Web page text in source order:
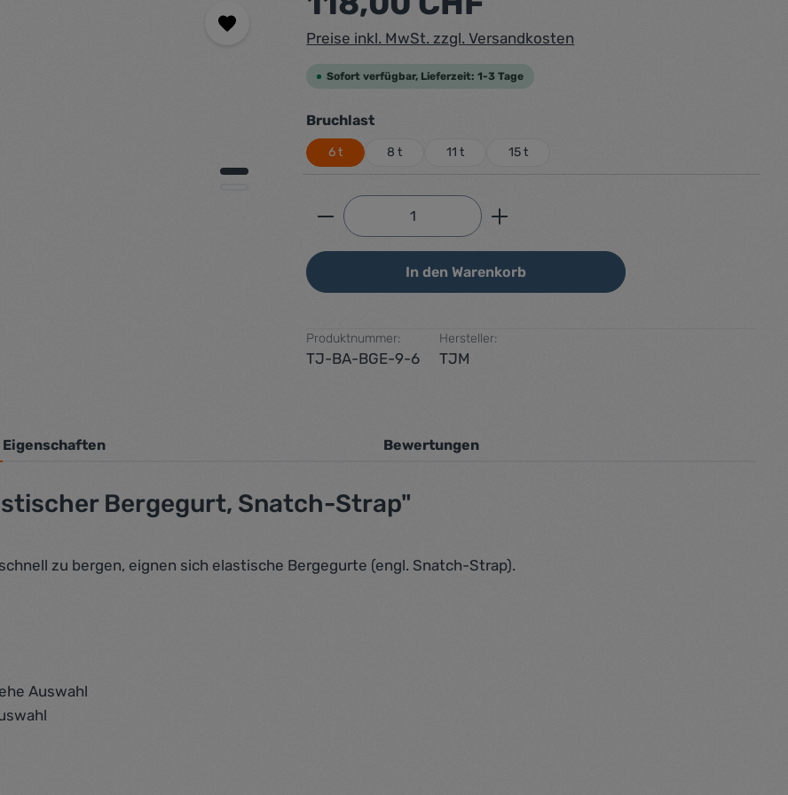
Preise inkl. MwSt. zzgl. Versandkosten
Sofort verfügbar, Lieferzeit: 1-3 Tage
Bruchlastauswählen
6 t 8 t 11 t 15 t
Produkt Anzahl: Gib den gewünschten Wert
In den Warenkorb
Produktnummer:
TJ-BA-BGE-9-6
Hersteller:
TJM
Eigenschaften Bewertungen
Bergegurt, Snatch-Strap"
zu bergen, eignen sich elastische Bergegurte (engl. Snatch-Strap).
Auswahl